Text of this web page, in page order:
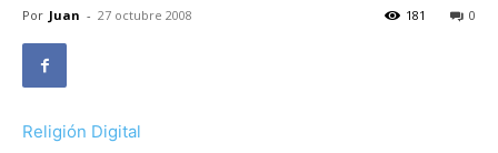
Por Juan - 27 octubre 2008 0
181
Religión Digital